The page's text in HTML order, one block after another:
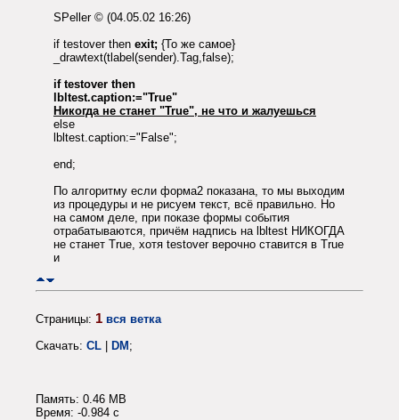
SPeller © (04.05.02 16:26)
if testover then exit; {То же самое}
_drawtext(tlabel(sender).Tag,false);
if testover then
lbltest.caption:="True"
Никогда не станет "True", не что и жалуешься
else
lbltest.caption:="False";
end;
По алгоритму если форма2 показана, то мы выходим
из процедуры и не рисуем текст, всё правильно. Но
на самом деле, при показе формы события
отрабатываются, причём надпись на lbltest НИКОГДА
не станет True, хотя testover верочно ставится в True
и
Страницы: 1 вся ветка
Скачать: CL | DM;
Память: 0.46 MB
Время: -0.984 c